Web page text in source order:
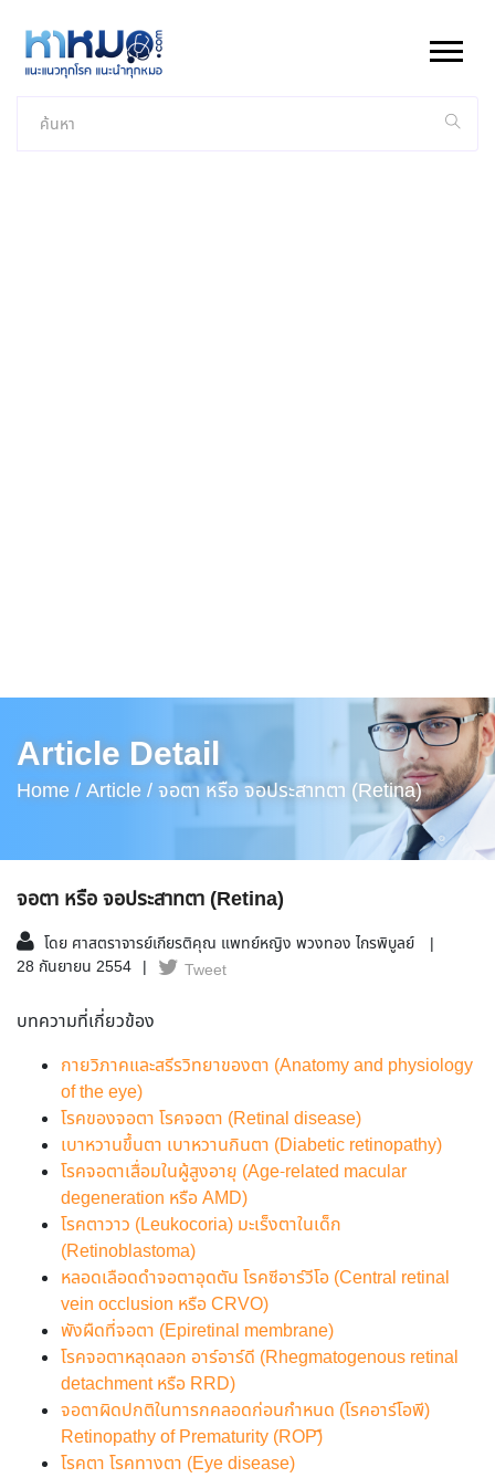
Article Detail
Home /Article /จอตา หรือ จอประสาทตา (Retina)
จอตา หรือ จอประสาทตา (Retina)
โดย ศาสตราจารย์เกียรติคุณ แพทย์หญิง พวงทอง ไกรพิบูลย์
28 กันยายน 2554
Tweet
บทความที่เกี่ยวข้อง
กายวิภาคและสรีรวิทยาของตา (Anatomy and physiology
of the eye)
โรคของจอตา โรคจอตา (Retinal disease)
เบาหวานขึ้นตา เบาหวานกินตา (Diabetic retinopathy)
โรคจอตาเสื่อมในผู้สูงอายุ (Age-related macular
degeneration หรือ AMD)
โรคตาวาว (Leukocoria) มะเร็งตาในเด็ก
(Retinoblastoma)
หลอดเลือดดำจอตาอุดตัน โรคซีอาร์วีโอ (Central retinal
vein occlusion หรือ CRVO)
พังผืดที่จอตา (Epiretinal membrane)
โรคจอตาหลุดลอก อาร์อาร์ดี (Rhegmatogenous retinal
detachment หรือ RRD)
จอตาผิดปกติในทารกคลอดก่อนกำหนด (โรคอาร์โอพี)
Retinopathy of Prematurity (ROP)ี
โรคตา โรคทางตา (Eye disease)